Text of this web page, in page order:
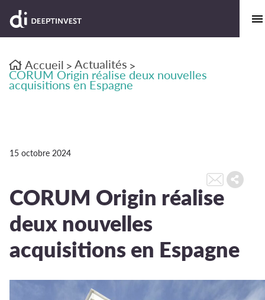
Accueil > Actualités >
CORUM Origin réalise deux nouvelles
acquisitions en Espagne
15 octobre 2024
CORUM Origin réalise
deux nouvelles
acquisitions en Espagne